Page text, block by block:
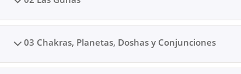
03 Chakras, Planetas, Doshas y Conjunciones